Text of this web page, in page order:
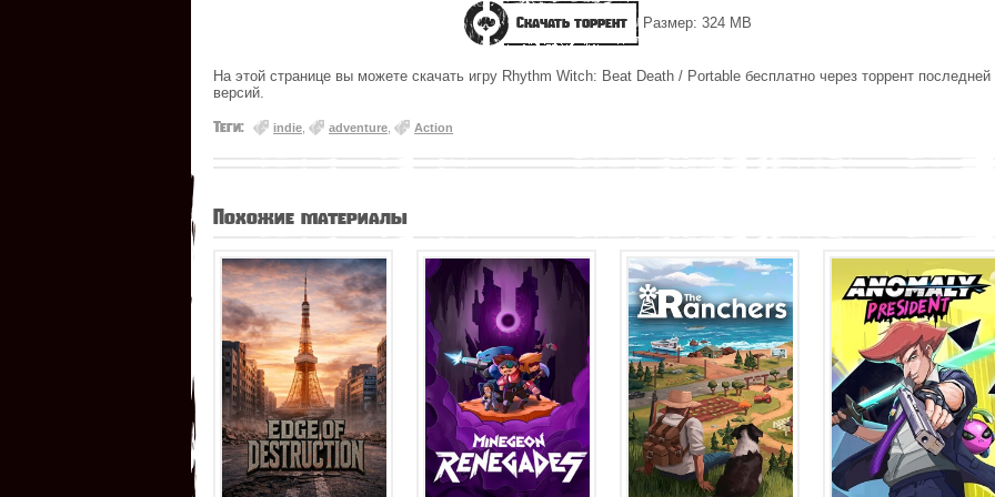
Скачать торрент Размер: 324 MB
На этой странице вы можете скачать игру Rhythm Witch: Beat Death / Portable бесплатно через торрент последней
версий.
Теги: indie adventure Action
Похожие материалы